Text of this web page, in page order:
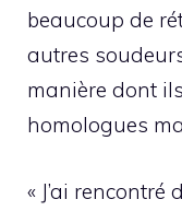
beaucoup de
autres
manière dont
homologues
« J’ai